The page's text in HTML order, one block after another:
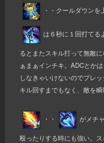
・・クールダウン
は６秒に１回打てる
るとまたスキル打って無敵
ぁまぁインチキ。ADCとか
しなきゃいけないのでプレ
キル回すまでもなく、敵を瞬
・・ がメチ
殴ったりする時にも強い。